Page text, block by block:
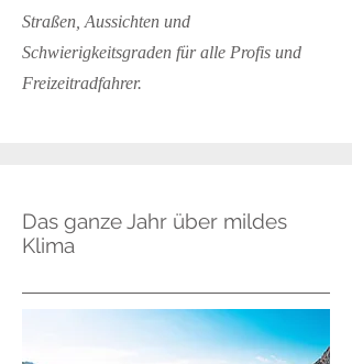
Straßen, Aussichten und
Schwierigkeitsgraden für alle Profis und
Freizeitradfahrer.
Das ganze Jahr über mildes
Klima